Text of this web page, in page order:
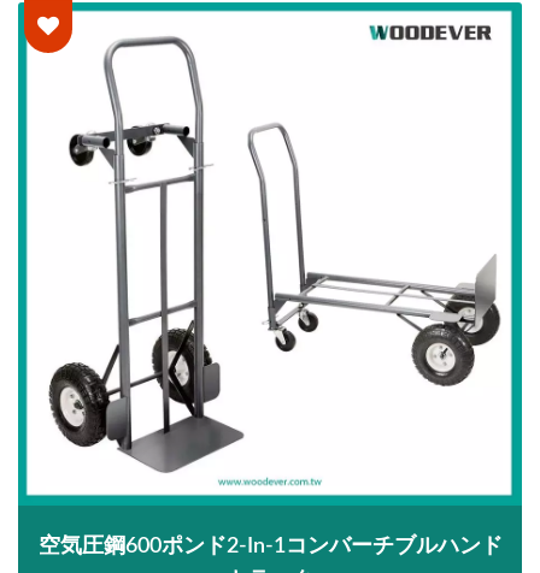
空気圧鋼600ポンド2-In-1コンバーチブルハンド